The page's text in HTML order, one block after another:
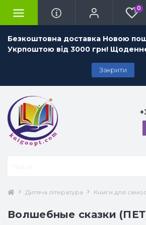
Безкоштовна доставка Новою
Укрпоштою від 3000 грн!
Закрити
0
Дитяча література Книги для
Волшебные сказки